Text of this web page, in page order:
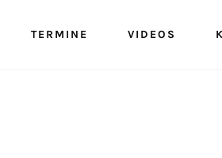
TERMINE VIDEOS